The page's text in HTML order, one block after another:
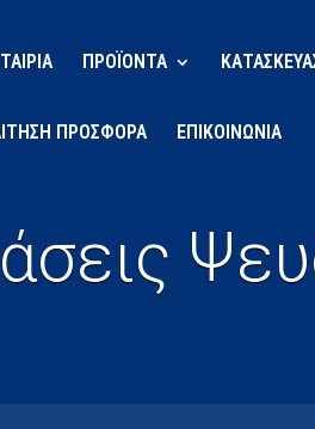
ΠΡΟΪΟΝΤΑ
ΠΡΟΣΦΟΡΑ ΕΠΙΚΟΙΝΩΝΙΑ